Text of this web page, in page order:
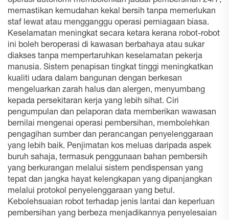
memastikan kemudahan kekal bersih tanpa memerlukan
staf lewat atau mengganggu operasi perniagaan biasa.
Keselamatan meningkat secara ketara kerana robot-robot
ini boleh beroperasi di kawasan berbahaya atau sukar
diakses tanpa mempertaruhkan keselamatan pekerja
manusia. Sistem penapisan tingkat tinggi meningkatkan
kualiti udara dalam bangunan dengan berkesan
mengeluarkan zarah halus dan alergen, menyumbang
kepada persekitaran kerja yang lebih sihat. Ciri
pengumpulan dan pelaporan data memberikan wawasan
bernilai mengenai operasi pembersihan, membolehkan
pengagihan sumber dan perancangan penyelenggaraan
yang lebih baik. Penjimatan kos meluas daripada aspek
buruh sahaja, termasuk penggunaan bahan pembersih
yang berkurangan melalui sistem pendispensan yang
tepat dan jangka hayat kelengkapan yang dipanjangkan
melalui protokol penyelenggaraan yang betul.
Kebolehsuaian robot terhadap jenis lantai dan keperluan
pembersihan yang berbeza menjadikannya penyelesaian